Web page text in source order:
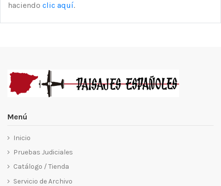
haciendo clic aquí.
Menú
Inicio
Pruebas Judiciales
Catálogo / Tienda
Servicio de Archivo